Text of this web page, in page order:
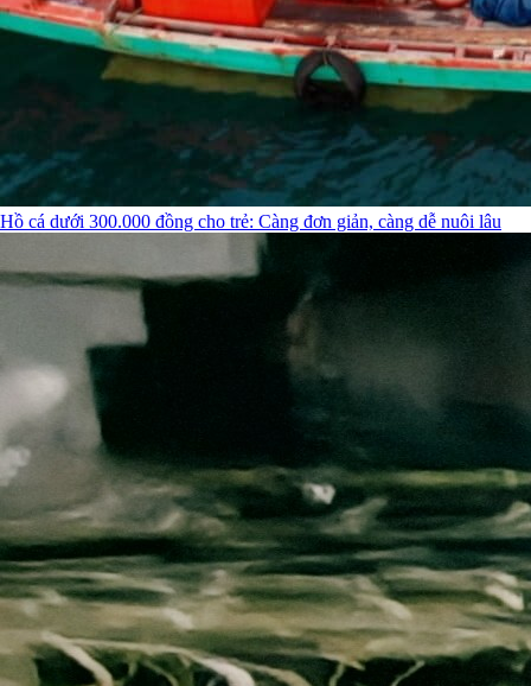
Hồ cá dưới 300.000 đồng cho trẻ: Càng đơn giản, càng dễ nuôi lâu